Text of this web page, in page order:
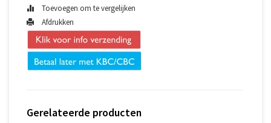
Toevoegen om te vergelijken
Afdrukken
Gerelateerde producten